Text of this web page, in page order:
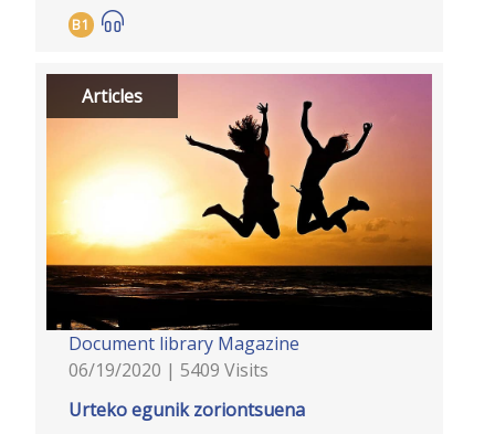
B1
Articles
Document library Magazine
06/19/2020 | 5409 Visits
Urteko egunik zoriontsuena